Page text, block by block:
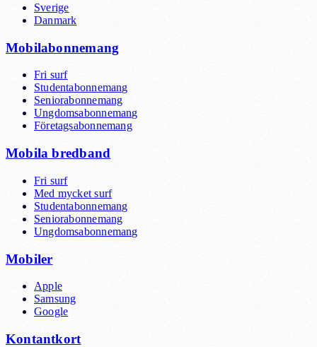
Sverige
Danmark
Mobilabonnemang
Fri surf
Studentabonnemang
Seniorabonnemang
Ungdomsabonnemang
Företagsabonnemang
Mobila bredband
Fri surf
Med mycket surf
Studentabonnemang
Seniorabonnemang
Ungdomsabonnemang
Mobiler
Apple
Samsung
Google
Kontantkort